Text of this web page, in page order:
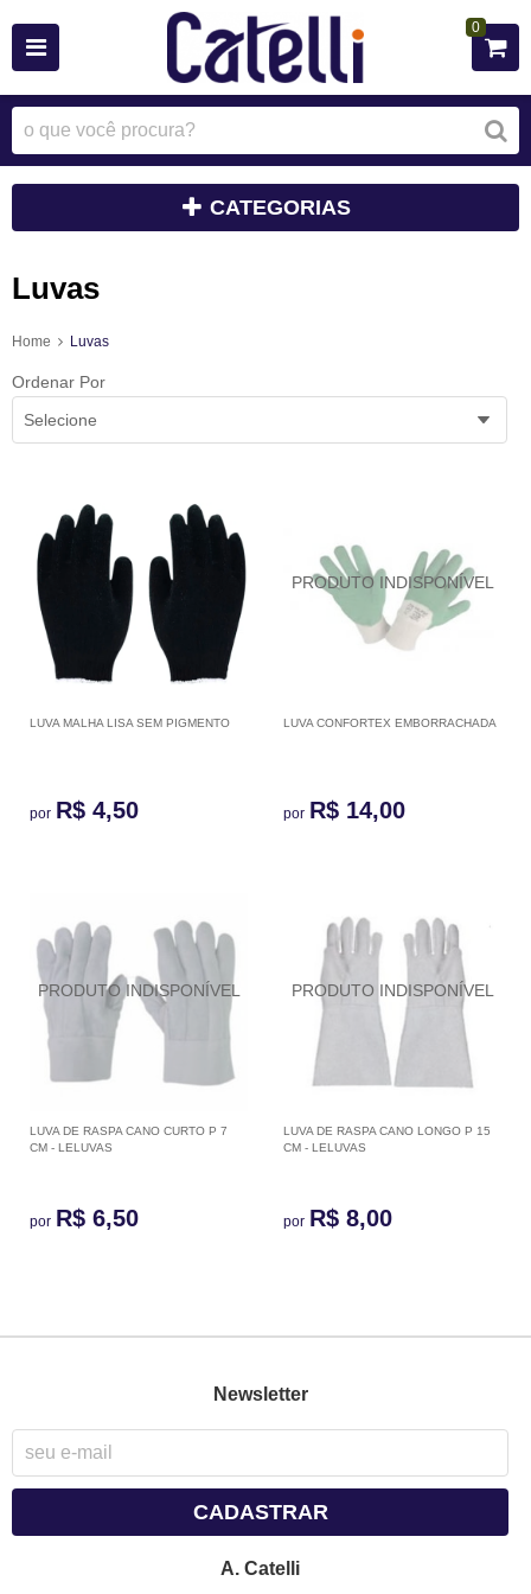
0
CATEGORIAS
Luvas
Home Luvas
Ordenar Por
Selecione
LUVA MALHA LISA SEM PIGMENTO
por R$ 4,50
LUVA CONFORTEX EMBORRACHADA
por R$ 14,00
LUVA DE RASPA CANO CURTO P 7
CM - LELUVAS
por R$ 6,50
LUVA DE RASPA CANO LONGO P 15
CM - LELUVAS
por R$ 8,00
Newsletter
CADASTRAR
A. Catelli